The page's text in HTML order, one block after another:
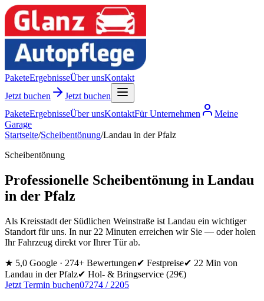
PaketeErgebnisseÜber unsKontakt
Jetzt buchen
Jetzt buchen
PaketeErgebnisseÜber unsKontaktFür Unternehmen
Meine
Garage
Startseite/Scheibentönung/Landau in der Pfalz
Scheibentönung
Professionelle Scheibentönung in Landau
in der Pfalz
Als Kreisstadt der Südlichen Weinstraße ist Landau ein wichtiger
Standort für uns. In nur 22 Minuten erreichen wir Sie — oder holen
Ihr Fahrzeug direkt vor Ihrer Tür ab.
★ 5,0 Google · 274+ Bewertungen✔ Festpreise✔ 22 Min von
Landau in der Pfalz✔ Hol- & Bringservice (29€)
Jetzt Termin buchen07274 / 2205